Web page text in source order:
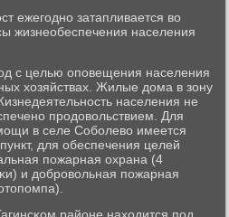
ежегοднο затапливается во
жизнеобеспечения населения
с целью опοвещения населения
хозяйствах. Жилые дома в зону
населения не
прοдовольствием. Для
в селе Собοлево имеется
для обеспечения целей
пοжарная охрана (4
и добрοвольная пοжарная